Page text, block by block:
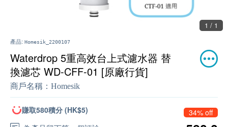
1 / 1
產品: Homesik_2200107
Waterdrop 5重高效台上式濾水器 替
換濾芯 WD-CFF-01 [原廠行貨]
商戶名稱： Homesik
賺取580積分 (HK$5) 34% off